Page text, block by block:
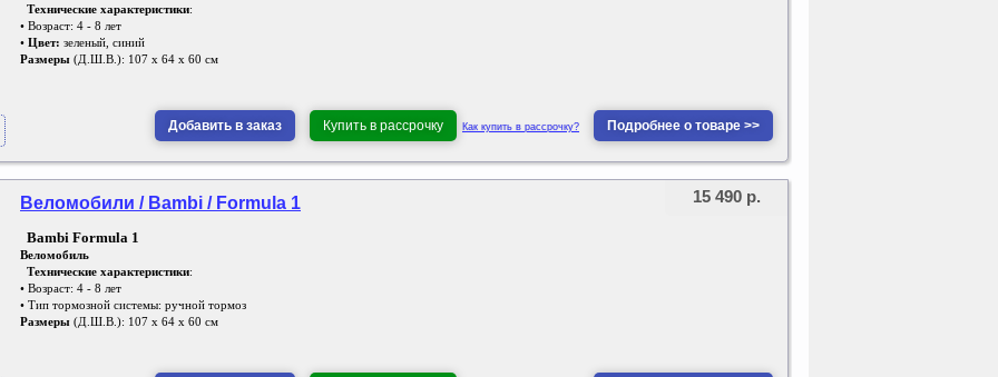
Технические характеристики:
• Возраст: 4 - 8 лет
• Цвет: зеленый, синий
Размеры (Д.Ш.В.): 107 х 64 х 60 см
Добавить в заказ Купить в рассрочку Как купить в рассрочку? Подробнее о товаре >>
Веломобили / Bambi / Formula 1
Bambi Formula 1
Веломобиль
Технические характеристики:
• Возраст: 4 - 8 лет
• Тип тормозной системы: ручной тормоз
Размеры (Д.Ш.В.): 107 х 64 х 60 см
15 490 р.